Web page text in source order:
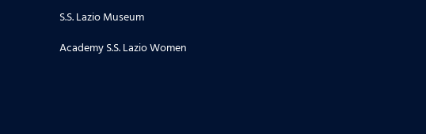
S.S. Lazio Museum
Academy S.S. Lazio Women